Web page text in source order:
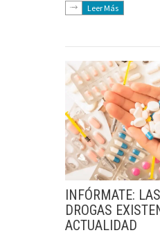
Leer Más
INFÓRMATE:
DROGAS
ACTUALIDAD